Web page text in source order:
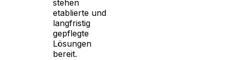
stehen
etablierte und
langfristig
gepflegte
Lösungen
bereit.